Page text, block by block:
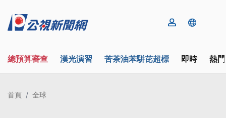
總預算審查 漢光演習 苦茶油苯駢芘超標 即時 熱
首頁 全球